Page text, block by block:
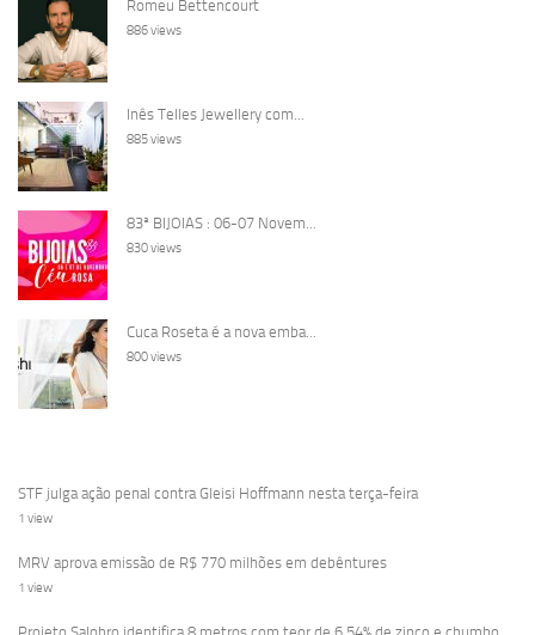
Romeu Bettencourt
886 views
Inês Telles Jewellery com...
885 views
83ª BIJOIAS : 06-07 Novem...
830 views
Cuca Roseta é a nova emba...
800 views
STF julga ação penal contra Gleisi Hoffmann nesta terça-feira
1 view
MRV aprova emissão de R$ 770 milhões em debêntures
1 view